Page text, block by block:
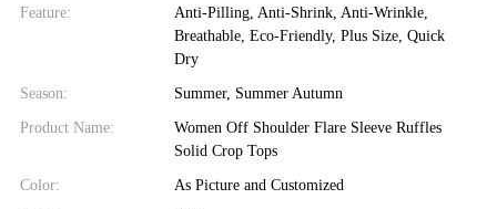
Feature:
Anti-Pilling, Anti-Shrink, Anti-Wrinkle,
Breathable, Eco-Friendly, Plus Size, Quick
Dry
Season: Summer, Summer Autumn
Product Name:
Women Off Shoulder Flare Sleeve Ruffles
Solid Crop Tops
Color: As Picture and Customized